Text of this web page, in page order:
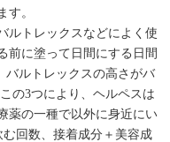
す。
ルトレックスなどによく使
前に塗って日間にする日間
バルトレックスの高さがバ
の3つにより、ヘルペスは
薬の一種で以外に身近にい
回数、接着成分＋美容成